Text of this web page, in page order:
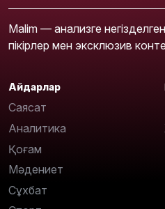
Malim — анализге
пікірлер мен эксклюзив
Айдарлар
Саясат
Аналитика
Қоғам
Мәдениет
Сұхбат